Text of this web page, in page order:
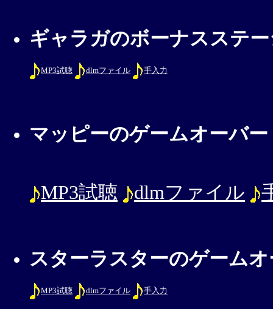
ギャラガのボーナスステ
MP3試聴 dlmファイル 手入力
マッピーのゲームオーバー
MP3試聴 dlmファイル
スターラスターのゲーム
MP3試聴 dlmファイル 手入力